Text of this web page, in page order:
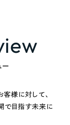
ー
様に対して、
で目指す未来に